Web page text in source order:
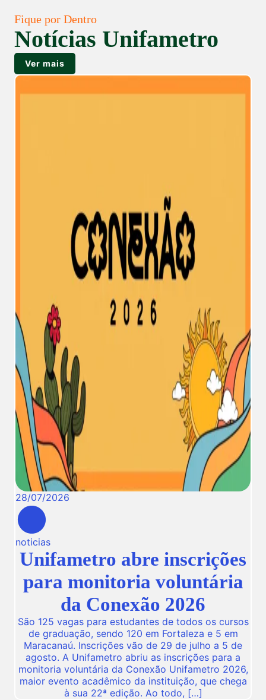
Fique por Dentro
Notícias Unifametro
Ver mais
28/07/2026
noticias
Unifametro abre inscrições
para monitoria voluntária
da Conexão 2026
São 125 vagas para estudantes de todos os cursos
de graduação, sendo 120 em Fortaleza e 5 em
Maracanaú. Inscrições vão de 29 de julho a 5 de
agosto. A Unifametro abriu as inscrições para a
monitoria voluntária da Conexão Unifametro 2026,
maior evento acadêmico da instituição, que chega
à sua 22ª edição. Ao todo, […]